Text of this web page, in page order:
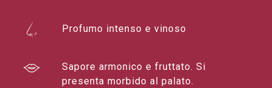
Profumo intenso e vinoso
Sapore armonico e fruttato. Si
presenta morbido al palato.